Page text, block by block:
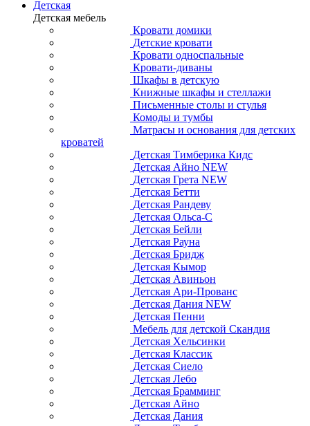
Детская
Детская мебель
Кровати домики
Детские кровати
Кровати односпальные
Кровати-диваны
Шкафы в детскую
Книжные шкафы и стеллажи
Письменные столы и стулья
Комоды и тумбы
Матрасы и основания для детских
кроватей
Детская Тимберика Кидс
Детская Айно NEW
Детская Грета NEW
Детская Бетти
Детская Рандеву
Детская Ольса-С
Детская Бейли
Детская Рауна
Детская Бридж
Детская Кымор
Детская Авиньон
Детская Ари-Прованс
Детская Дания NEW
Детская Пенни
Мебель для детской Скандия
Детская Хельсинки
Детская Классик
Детская Сиело
Детская Лебо
Детская Брамминг
Детская Айно
Детская Дания